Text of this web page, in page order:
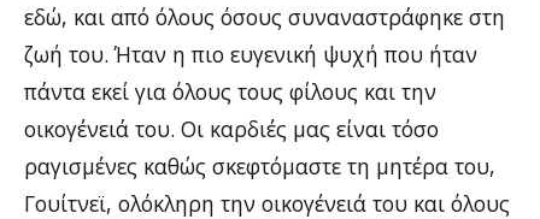
εδώ, και από όλους όσους συναναστράφηκε στη
ζωή του. Ήταν η πιο ευγενική ψυχή που ήταν
πάντα εκεί για όλους τους φίλους και την
οικογένειά του. Οι καρδιές μας είναι τόσο
ραγισμένες καθώς σκεφτόμαστε τη μητέρα του,
Γουίτνεϊ, ολόκληρη την οικογένειά του και όλους